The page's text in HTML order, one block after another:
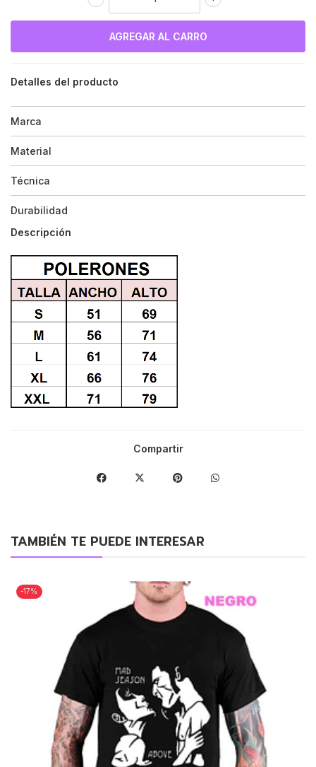
Detalles del producto
Marca
Material
Técnica
Durabilidad
Descripción
Compartir
TAMBIÉN TE PUEDE INTERESAR
-17%